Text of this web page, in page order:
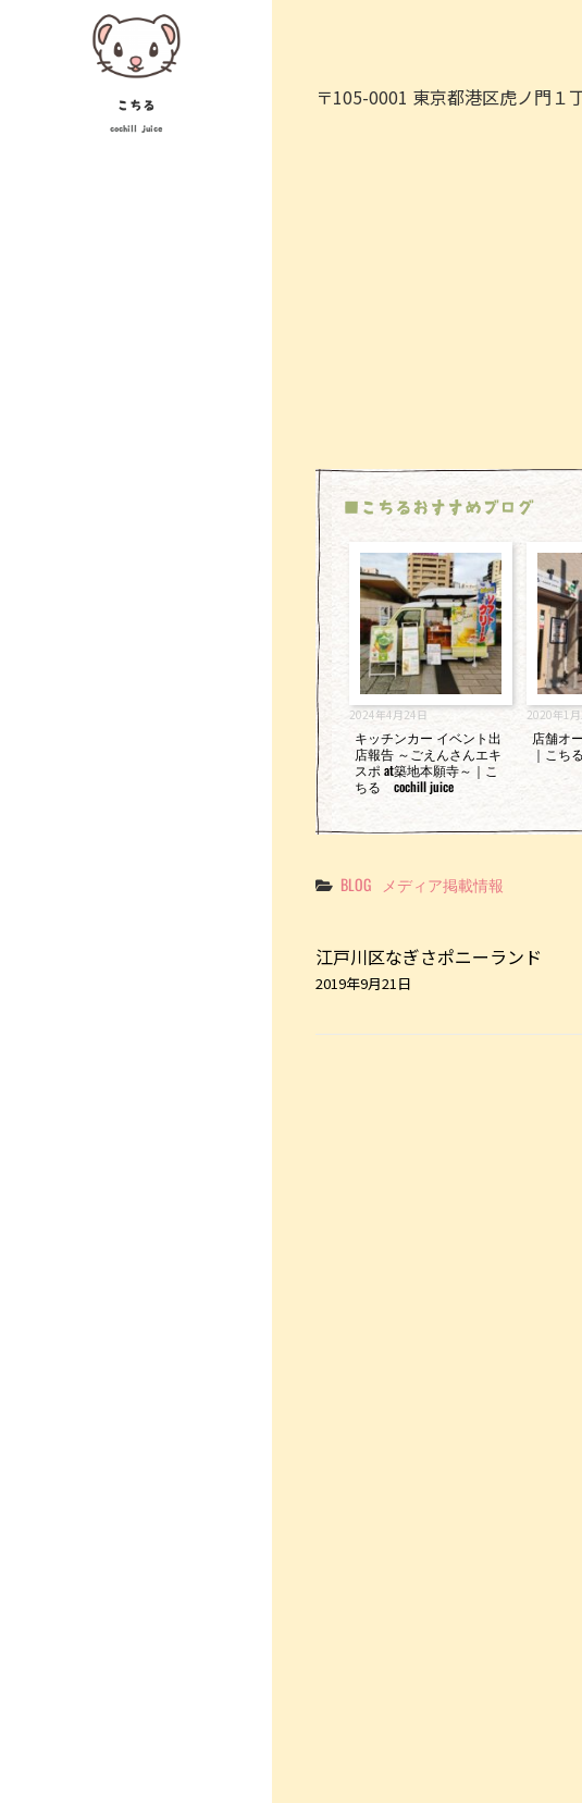
こちる
cochill juice
〒105-0001 東京都港区虎ノ門１
■こちるおすすめブログ
2024年4月24日
キッチンカー イベント出
店報告 ～ごえんさんエキ
スポ at築地本願寺～｜こ
ちる cochill juice
2020年1
店舗オ
｜こち
Categories
BLOG メディア掲載情報
ナ
江戸川区なぎさポニーランド
2019年9月21日